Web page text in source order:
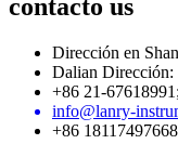
contacto us
Dirección en
Dalian Dirección:
+86 21-
info@lanry-
+86 18117497668